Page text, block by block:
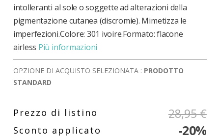
intolleranti al sole o soggette ad alterazioni della
pigmentazione cutanea (discromie). Mimetizza le
imperfezioni.Colore: 301 ivoire.Formato: flacone
airless Più informazioni
OPZIONE DI ACQUISTO SELEZIONATA : PRODOTTO
STANDARD
28,95 €
-20%